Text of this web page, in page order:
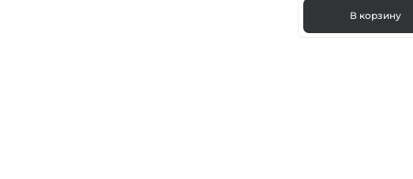
В корзину